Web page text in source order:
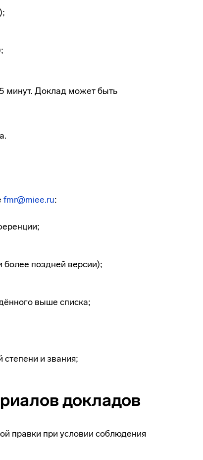
минут. Доклад может быть
fmr@miee.ru:
более поздней версии);
выше списка;
и звания;
докладов
правки при условии соблюдения